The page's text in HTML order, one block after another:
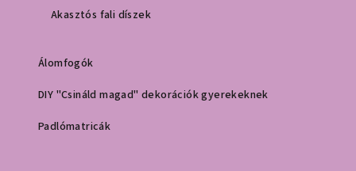
Akasztós fali díszek
Álomfogók
DIY "Csináld magad" dekorációk gyerekeknek
Padlómatricák